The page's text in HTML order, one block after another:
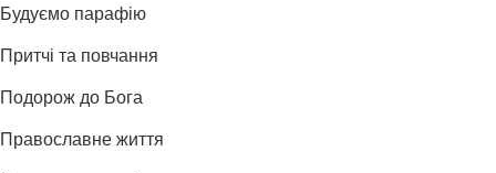
Будуємо парафію
Притчі та повчання
Подорож до Бога
Православне життя